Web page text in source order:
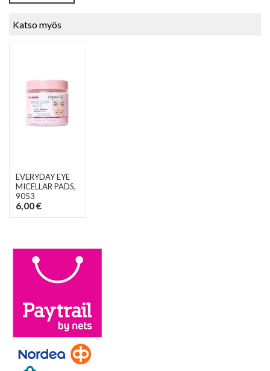
Katso myös
EVERYDAY EYE
MICELLAR PADS,
9053
6,00 €